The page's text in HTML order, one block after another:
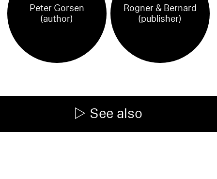
Peter Gorsen
(author)
Rogner & Bernard
(publisher)
See also